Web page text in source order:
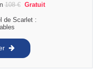
108€ Gratuit
de Scarlet :